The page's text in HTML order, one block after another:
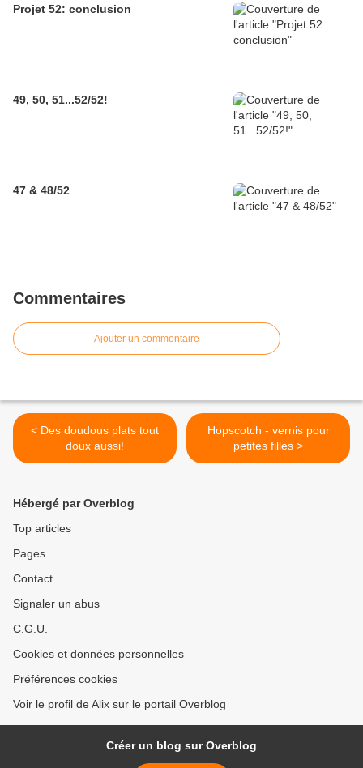
Projet 52: conclusion
49, 50, 51...52/52!
47 & 48/52
Commentaires
Ajouter un commentaire
< Des doudous plats tout
doux aussi!
Hopscotch - vernis pour
petites filles >
Hébergé par Overblog
Top articles
Pages
Contact
Signaler un abus
C.G.U.
Cookies et données personnelles
Préférences cookies
Voir le profil de Alix sur le portail Overblog
Créer un blog sur Overblog